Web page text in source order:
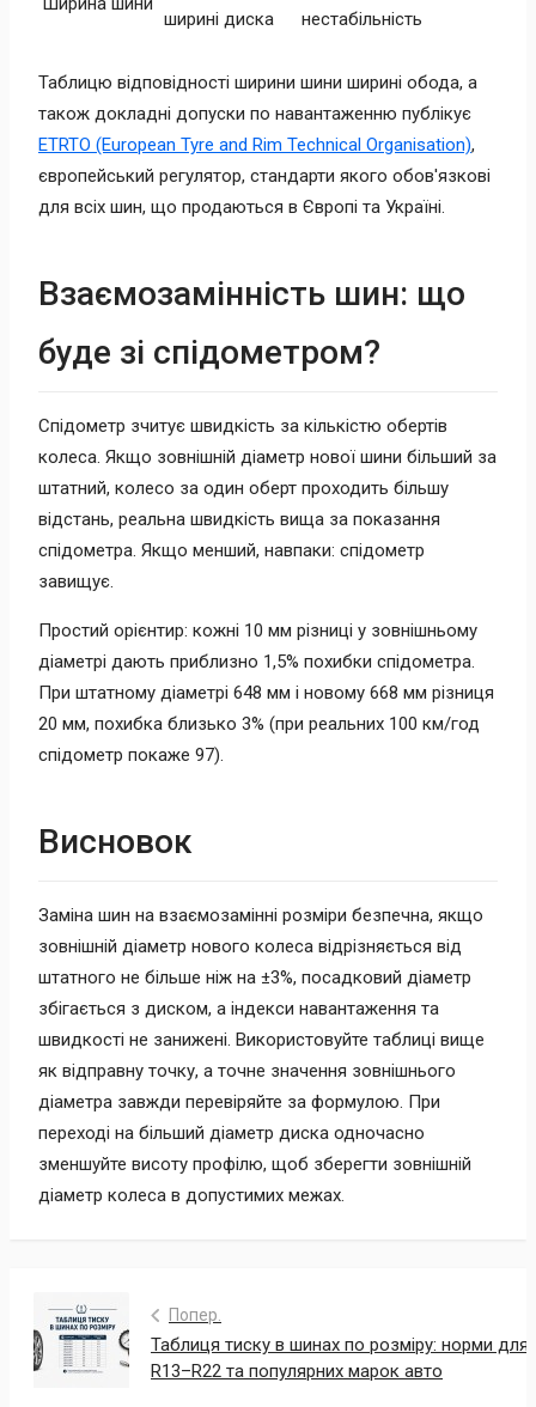
ширині диска
нестабільність
Таблицю відповідності ширини шини ширині обода, а
також докладні допуски по навантаженню публікує
ETRTO (European Tyre and Rim Technical Organisation),
європейський регулятор, стандарти якого обов'язкові
для всіх шин, що продаються в Європі та Україні.
Взаємозамінність шин: що
буде зі спідометром?
Спідометр зчитує швидкість за кількістю обертів
колеса. Якщо зовнішній діаметр нової шини більший за
штатний, колесо за один оберт проходить більшу
відстань, реальна швидкість вища за показання
спідометра. Якщо менший, навпаки: спідометр
завищує.
Простий орієнтир: кожні 10 мм різниці у зовнішньому
діаметрі дають приблизно 1,5% похибки спідометра.
При штатному діаметрі 648 мм і новому 668 мм різниця
20 мм, похибка близько 3% (при реальних 100 км/год
спідометр покаже 97).
Висновок
Заміна шин на взаємозамінні розміри безпечна, якщо
зовнішній діаметр нового колеса відрізняється від
штатного не більше ніж на ±3%, посадковий діаметр
збігається з диском, а індекси навантаження та
швидкості не занижені. Використовуйте таблиці вище
як відправну точку, а точне значення зовнішнього
діаметра завжди перевіряйте за формулою. При
переході на більший діаметр диска одночасно
зменшуйте висоту профілю, щоб зберегти зовнішній
діаметр колеса в допустимих межах.
Попер.
Таблиця тиску в шинах по розміру: норми для
R13–R22 та популярних марок авто